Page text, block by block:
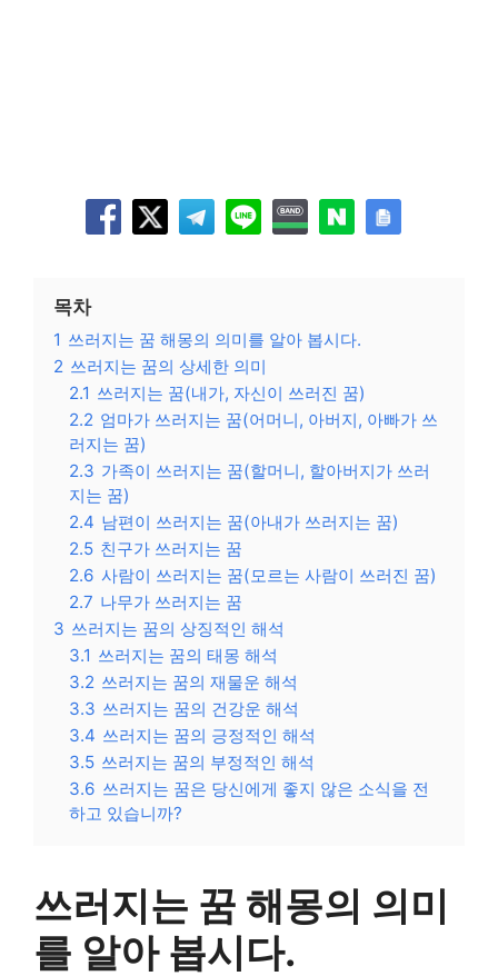
목차
1 쓰러지는 꿈 해몽의 의미를 알아 봅시다.
2 쓰러지는 꿈의 상세한 의미
2.1 쓰러지는 꿈(내가, 자신이 쓰러진 꿈)
2.2 엄마가 쓰러지는 꿈(어머니, 아버지, 아빠가 쓰
러지는 꿈)
2.3 가족이 쓰러지는 꿈(할머니, 할아버지가 쓰러
지는 꿈)
2.4 남편이 쓰러지는 꿈(아내가 쓰러지는 꿈)
2.5 친구가 쓰러지는 꿈
2.6 사람이 쓰러지는 꿈(모르는 사람이 쓰러진 꿈)
2.7 나무가 쓰러지는 꿈
3 쓰러지는 꿈의 상징적인 해석
3.1 쓰러지는 꿈의 태몽 해석
3.2 쓰러지는 꿈의 재물운 해석
3.3 쓰러지는 꿈의 건강운 해석
3.4 쓰러지는 꿈의 긍정적인 해석
3.5 쓰러지는 꿈의 부정적인 해석
3.6 쓰러지는 꿈은 당신에게 좋지 않은 소식을 전
하고 있습니까?
쓰러지는 꿈 해몽의 의미
를 알아 봅시다.